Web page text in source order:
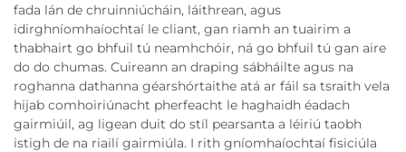
fada lán de chruinniúcháin, láithrean, agus
idirghníomhaíochtaí le cliant, gan riamh an tuairim a
thabhairt go bhfuil tú neamhchóir, ná go bhfuil tú gan aire
do do chumas. Cuireann an draping sábháilte agus na
roghanna dathanna géarshórtaithe atá ar fáil sa tsraith vela
hijab comhoiriúnacht pherfeacht le haghaidh éadach
gairmiúil, ag ligean duit do stíl pearsanta a léiriú taobh
istigh de na riailí gairmiúla. I rith gníomhaíochtaí fisiciúla